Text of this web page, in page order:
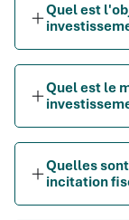
Quel est
Quel est le
Quelles
incitation